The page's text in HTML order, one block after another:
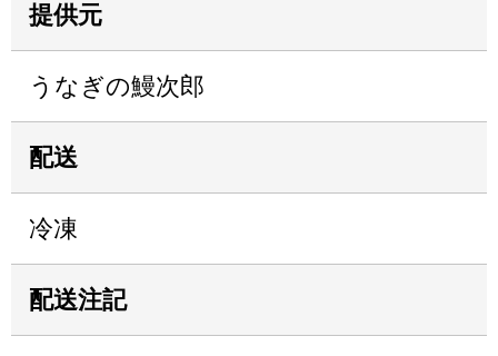
提供元
うなぎの鰻次郎
配送
冷凍
配送注記